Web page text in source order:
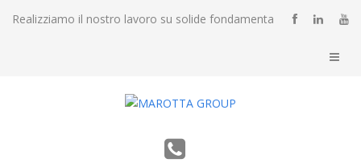
Realizziamo il nostro lavoro su solide fondamenta